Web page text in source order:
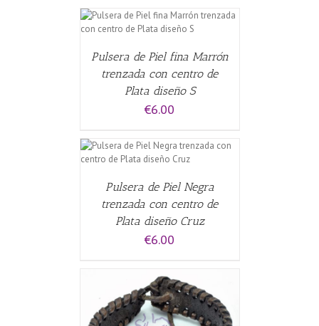
Pulsera de Piel fina Marrón
trenzada con centro de
Plata diseño S
€6.00
Pulsera de Piel Negra
trenzada con centro de
Plata diseño Cruz
€6.00